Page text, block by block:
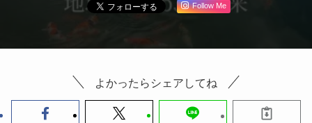
Follow Me
よかったらシェアしてね